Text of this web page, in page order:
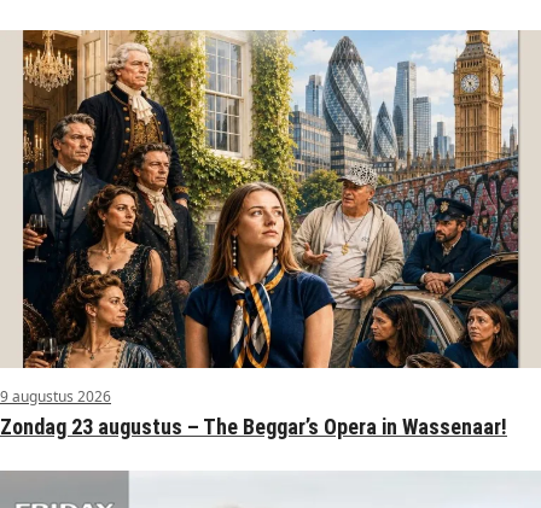
9 augustus 2026
Zondag 23 augustus – The Beggar’s Opera in Wassenaar!